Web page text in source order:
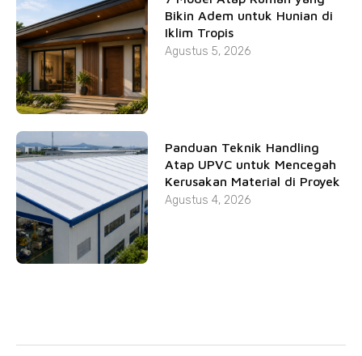
Bikin Adem untuk Hunian di
Iklim Tropis
Agustus 5, 2026
Panduan Teknik Handling
Atap UPVC untuk Mencegah
Kerusakan Material di Proyek
Agustus 4, 2026